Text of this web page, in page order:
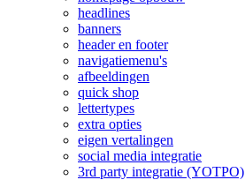
headlines
banners
header en footer
navigatiemenu's
afbeeldingen
quick shop
lettertypes
extra opties
eigen vertalingen
social media integratie
3rd party integratie (YOTPO)